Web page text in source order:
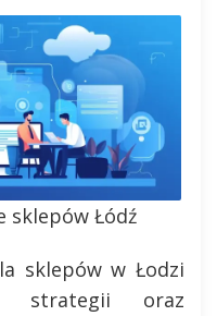
sklepów Łódź
sklepów w Łodzi
strategii oraz